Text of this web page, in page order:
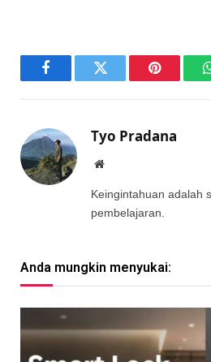
FacebookTwitter Pinterest
Tyo Pradana
Website
Keingintahuan adalah
pembelajaran.
Anda mungkin menyukai: